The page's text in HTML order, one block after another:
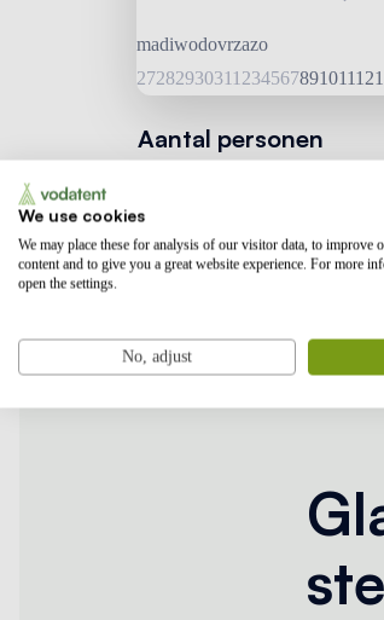
madiwodovrzazo
2728293031 1 23456789101112
Aantal personen
We use cookies
We may place these for analysis of our visitor data, to improve
content and to give you a great website experience. For more
open the settings.
No, adjust